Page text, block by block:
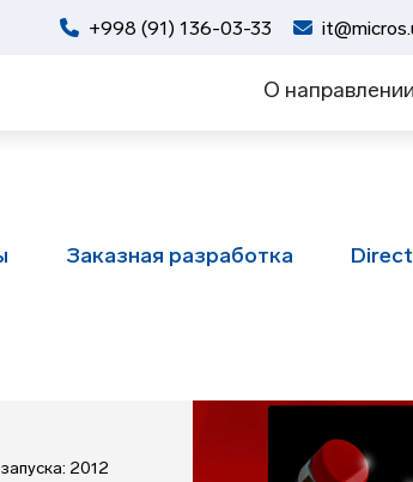
+998 (91) 136-03-33
О направлении
Заказная разработка
2012